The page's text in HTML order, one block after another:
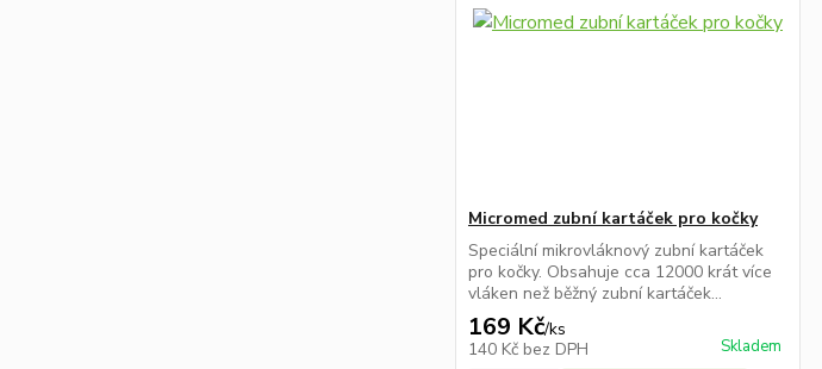
Micromed zubní kartáček pro kočky
Speciální mikrovláknový zubní kartáček
pro kočky. Obsahuje cca 12000 krát více
vláken než běžný zubní kartáček...
169 Kč/ks
140 Kč bez DPH Skladem